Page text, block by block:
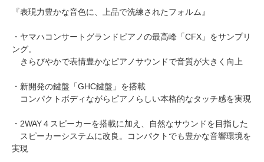
『表現力豊かな音色に、上品で洗練されたフォルム』
・ヤマハコンサートグランドピアノの最高峰「CFX」をサンプリ
ング。
きらびやかで表情豊かなピアノサウンドで音質が大きく向上
・新開発の鍵盤「GHC鍵盤」を搭載
コンパクトボディながらピアノらしい本格的なタッチ感を実現
・2WAY４スピーカーを搭載に加え、自然なサウンドを目指した
スピーカーシステムに改良。コンパクトでも豊かな音響環境を
実現